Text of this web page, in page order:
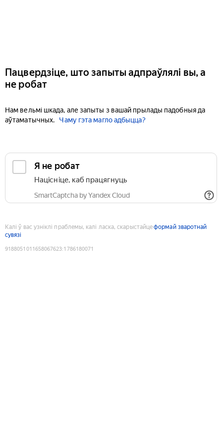
Пацвердзіце, што запыты адпраўлялі вы, а
не робат
Нам вельмі шкада, але запыты з вашай прылады падобныя да
аўтаматычных.
Чаму гэта магло адбыцца?
Я не робат
Націсніце, каб працягнуць
SmartCaptcha by Yandex Cloud
Калі ў вас узніклі праблемы, калі ласка, скарыстайцеформай зваротнай
сувязі
9188051011658067623:1786180071